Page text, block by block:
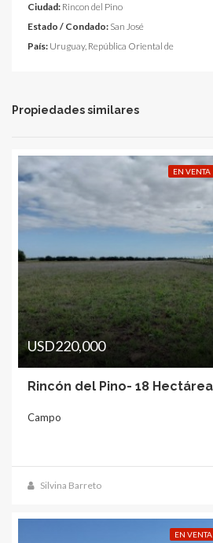
Ciudad: Rincon del Pino
Estado / Condado: San José
País: Uruguay, República Oriental de
Propiedades similares
EN VENTA
USD220,000
Campo
Silvina Barreto
EN VENTA